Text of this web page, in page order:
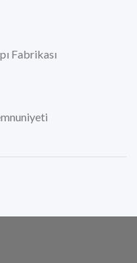
Fabrikası